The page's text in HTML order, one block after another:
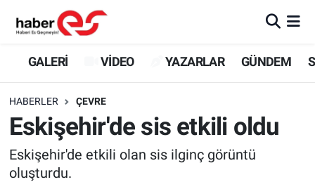
GALERİ VİDEO YAZARLAR GÜNDEM
HABERLER ÇEVRE
Eskişehir'de sis etkili oldu
Eskişehir'de etkili olan sis ilginç görüntü
oluşturdu.
GALERİ
YAZARLAR
GÜNDEM
Eskişehir Nöbetçi Eczaneler
Eskişehir Trafik Yoğunluk Haritası
Süper Lig Puan Durumu ve Fikstür